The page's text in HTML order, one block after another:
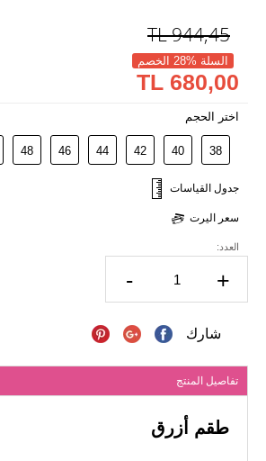
944,45
TL
السلة %28 الخصم
680,00 TL
اختر الحجم
38
40
42
44
46
48
جدول القياسات
سعر اليرت
العدد:
- +
شارك
تفاصيل المنتج
طقم أزرق